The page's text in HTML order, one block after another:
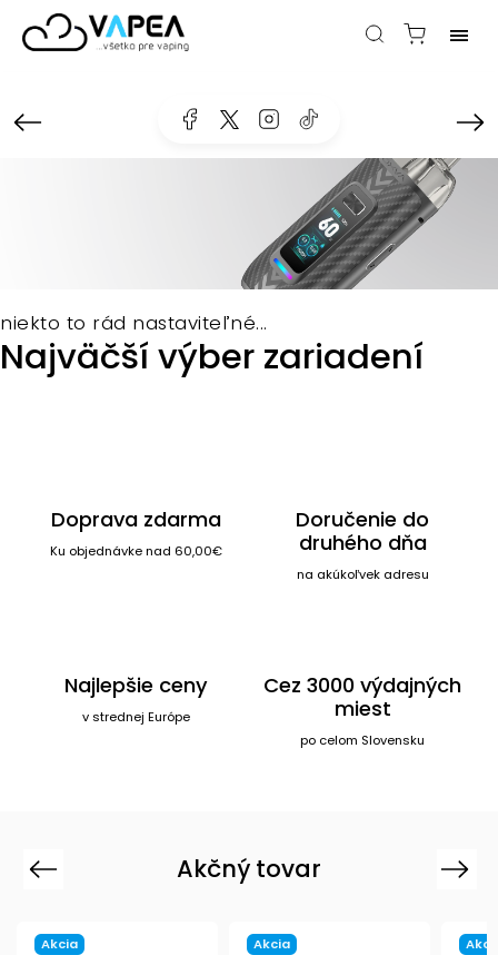
Facebookkzifcak85131Instagram
Najväčší výber zariadení
niekto to rád nastaviteľné...
Doprava zdarma
Ku objednávke nad 60,00€
Doručenie do
druhého dňa
na akúkoľvek adresu
Najlepšie ceny
v strednej Európe
Cez 3000 výdajných
miest
po celom Slovensku
Akčný tovar
Previous
Akcia Akcia
Next